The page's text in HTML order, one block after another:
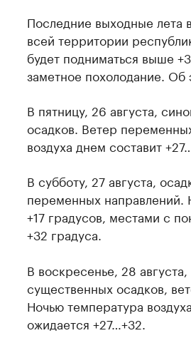
Последние выходные
всей территории
будет подниматься выше
заметное похолодание.
В пятницу, 26 августа,
осадков. Ветер
воздуха днем составит
В субботу, 27 августа,
переменных направлений.
+17 градусов, местами с
+32 градуса.
В воскресенье, 28
существенных осадков,
Ночью температура
ожидается +27…+32.